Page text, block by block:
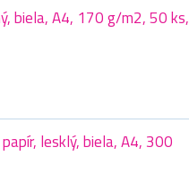
biela, A4, 170 g/m2, 50 ks,
lesklý, biela, A4, 300